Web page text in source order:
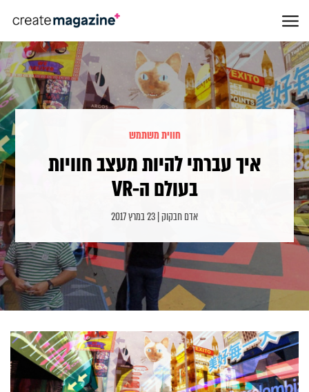
חווית משתמש
איך עברתי להיות מעצב חוויות
בעולם ה-VR
אדם חבקוק | 23 במרץ 2017